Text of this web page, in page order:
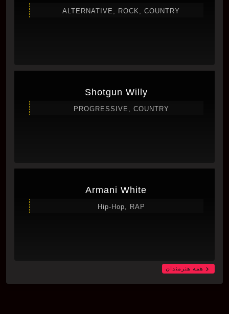
ALTERNATIVE, ROCK, COUNTRY
Shotgun Willy
PROGRESSIVE, COUNTRY
Armani White
Hip-Hop, RAP
chevron_right همه هنرمندان